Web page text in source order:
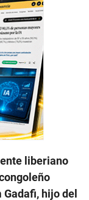
liberiano
hijo del